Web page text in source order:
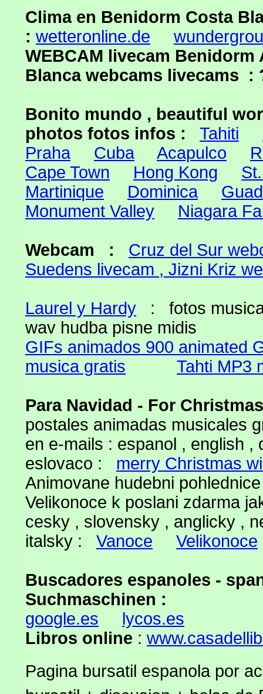
Clima en Benidorm Costa
: wetteronline.de
WEBCAM livecam Benidorm
Blanca webcams livecams :
Bonito mundo , beautiful
photos fotos infos :
Tahiti
Praha
Cuba Acapulco
Cape Town
Hong Kong
Martinique
Dominica
Monument Valley
Niagara
Webcam : Cruz del Sur
Suedens livecam , Jizni Kriz
Laurel y Hardy : fotos musica
wav hudba pisne midis
GIFs animados 900 animated
musica gratis
Tahti MP3
Para Navidad - For
postales animadas musicales
en e-mails : espanol , english
eslovaco : merry Christmas
Animovane hudebni
Velikonoce k poslani zdarma
cesky , slovensky , anglicky ,
italsky : Vanoce Velikonoce
Buscadores espanoles -
Suchmaschinen :
google.es
lycos.es
Libros online :
Pagina bursatil espanola por